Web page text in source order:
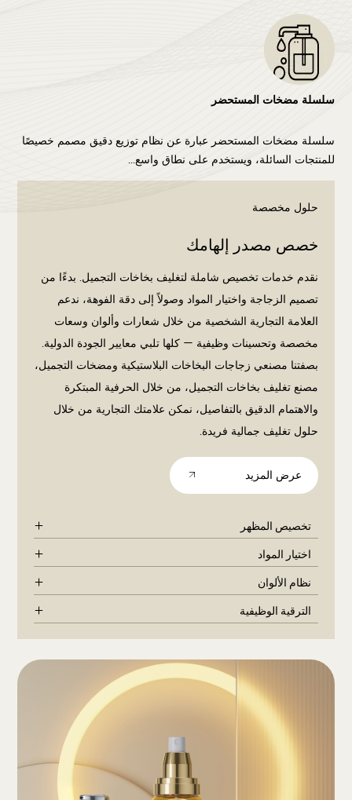
سلسلة مضخات المستحضر
سلسلة مضخات المستحضر عبارة عن نظام توزيع دقيق مصمم خصيصًا
للمنتجات السائلة، ويستخدم على نطاق واسع...
حلول مخصصة
خصص مصدر إلهامك
نقدم خدمات تخصيص شاملة لتغليف بخاخات التجميل. بدءًا من
تصميم الزجاجة واختيار المواد وصولاً إلى دقة الفوهة، ندعم
العلامة التجارية الشخصية من خلال شعارات وألوان وسعات
مخصصة وتحسينات وظيفية — كلها تلبي معايير الجودة الدولية.
بصفتنا مصنعي زجاجات البخاخات البلاستيكية ومضخات التجميل،
مصنع تغليف بخاخات التجميل، من خلال الحرفية المبتكرة
والاهتمام الدقيق بالتفاصيل، نمكن علامتك التجارية من خلال
حلول تغليف جمالية فريدة.
عرض المزيد
تخصيص المظهر
اختيار المواد
نظام الألوان
الترقية الوظيفية